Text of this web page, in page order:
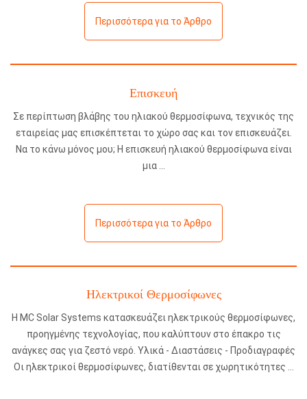
Περισσότερα για το Άρθρο
Επισκευή
Σε περίπτωση βλάβης του ηλιακού θερμοσίφωνα, τεχνικός της
εταιρείας μας επισκέπτεται το χώρο σας και τον επισκευάζει.
Να το κάνω μόνος μου; Η επισκευή ηλιακού θερμοσίφωνα είναι
μια
Περισσότερα για το Άρθρο
Ηλεκτρικοί Θερμοσίφωνες
Η MC Solar Systems κατασκευάζει ηλεκτρικούς θερμοσίφωνες,
προηγμένης τεχνολογίας, που καλύπτουν στο έπακρο τις
ανάγκες σας για ζεστό νερό. Υλικά - Διαστάσεις - Προδιαγραφές
Οι ηλεκτρικοί θερμοσίφωνες, διατίθενται σε χωρητικότητες